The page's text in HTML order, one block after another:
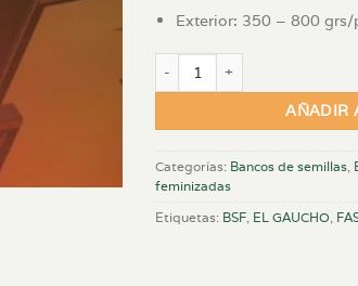
Exterior: 350 – 800 grs/
AÑADIR
Categorías: Bancos de semillas
feminizadas
Etiquetas: BSF EL GAUCHO